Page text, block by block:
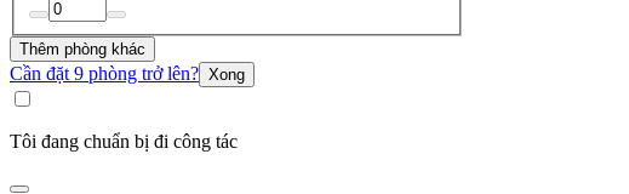
Thêm phòng khác
Cần đặt 9 phòng trở lên? Xong
Tôi đang chuẩn bị đi công tác